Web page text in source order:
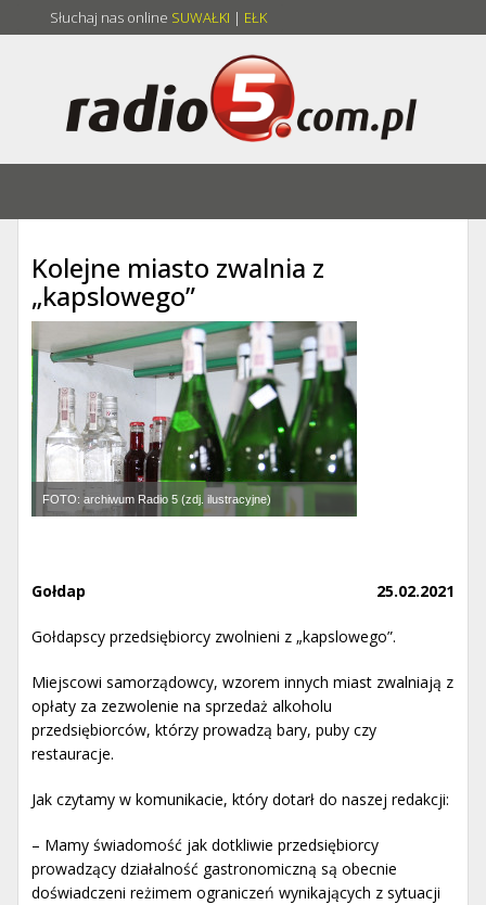
Słuchaj nas online SUWAŁKI | EŁK
Kolejne miasto zwalnia z
„kapslowego”
FOTO: archiwum Radio 5 (zdj. ilustracyjne)
25.02.2021
Gołdap
Gołdapscy przedsiębiorcy zwolnieni z „kapslowego”.
Miejscowi samorządowcy, wzorem innych miast zwalniają z
opłaty za zezwolenie na sprzedaż alkoholu
przedsiębiorców, którzy prowadzą bary, puby czy
restauracje.
Jak czytamy w komunikacie, który dotarł do naszej redakcji:
– Mamy świadomość jak dotkliwie przedsiębiorcy
prowadzący działalność gastronomiczną są obecnie
doświadczeni reżimem ograniczeń wynikających z sytuacji